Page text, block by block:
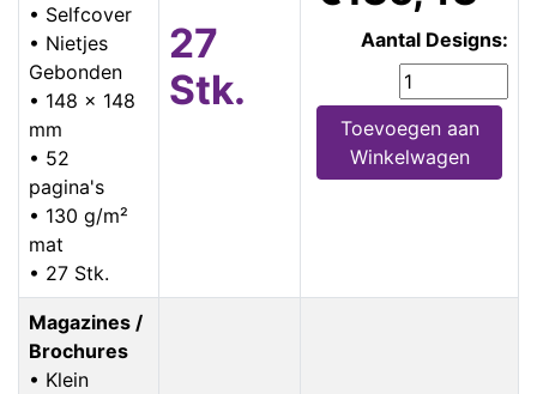
• Selfcover
• Nietjes
Gebonden
• 148 x 148
mm
• 52
pagina's
• 130 g/m²
mat
• 27 Stk.
27
Stk.
Aantal Designs:
Toevoegen aan
Winkelwagen
Magazines /
Brochures
• Klein